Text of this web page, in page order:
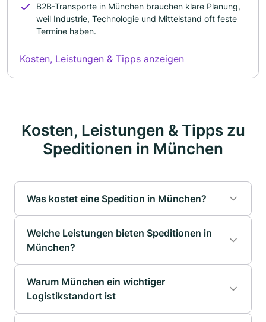
B2B-Transporte in München brauchen klare Planung,
weil Industrie, Technologie und Mittelstand oft feste
Termine haben.
Kosten, Leistungen & Tipps anzeigen
Kosten, Leistungen & Tipps zu
Speditionen in München
Was kostet eine Spedition in München?
Typische
Welche Leistungen bieten Speditionen in
München?
Stückgut:
Warum München ein wichtiger
Logistikstandort ist